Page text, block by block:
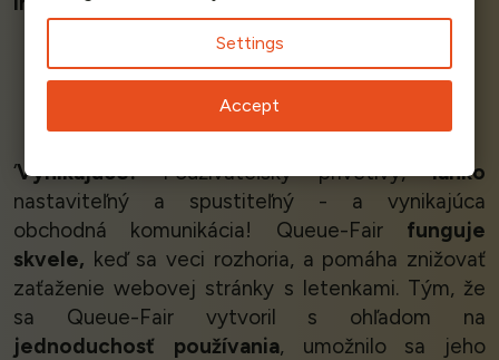
Guy Stern
CEOLegal Connection
‘Vynikajúce!Používateľsky prívetivý,ľahko
nastaviteľný a spustiteľný - a vynikajúca
obchodná komunikácia! Queue-Fair funguje
skvele, keď sa veci rozhoria, a pomáha znižovať
zaťaženie webovej stránky s letenkami. Tým, že
sa Queue-Fair vytvoril s ohľadom na
jednoduchosť používania, umožnilo sa jeho
Settings
Accept